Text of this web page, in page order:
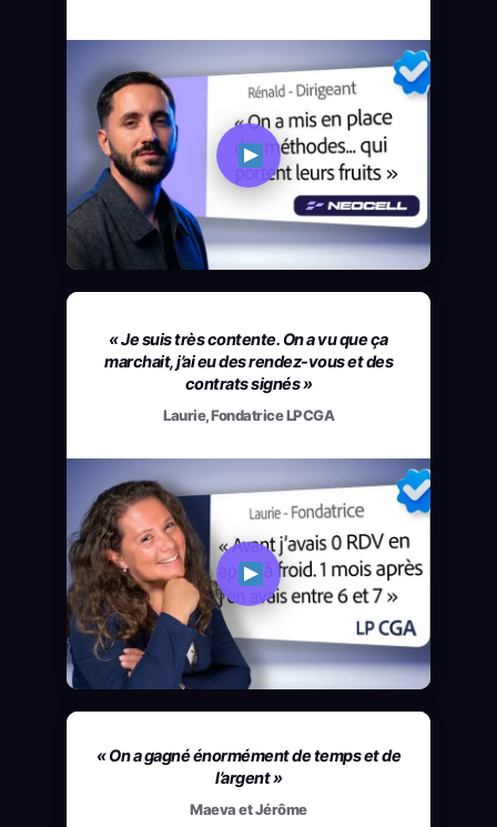
« Je suis très contente. On a vu que ça
marchait, j’ai eu des rendez-vous et des
contrats signés »
Laurie, Fondatrice LPCGA
« On a gagné énormément de temps et de
l’argent »
Maeva et Jérôme